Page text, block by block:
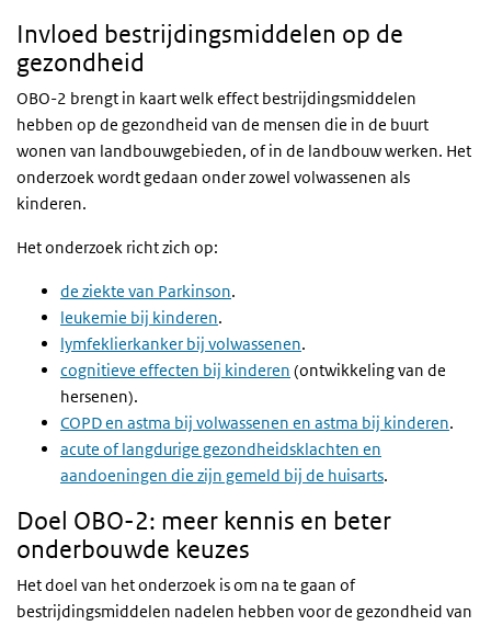
Invloed bestrijdingsmiddelen op de
gezondheid
OBO-2 brengt in kaart welk effect bestrijdingsmiddelen
hebben op de gezondheid van de mensen die in de buurt
wonen van landbouwgebieden, of in de landbouw werken. Het
onderzoek wordt gedaan onder zowel volwassenen als
kinderen.
Het onderzoek richt zich op:
de ziekte van Parkinson.
leukemie bij kinderen.
lymfeklierkanker bij volwassenen.
cognitieve effecten bij kinderen (ontwikkeling van de
hersenen).
COPD en astma bij volwassenen en astma bij kinderen.
acute of langdurige gezondheidsklachten en
aandoeningen die zijn gemeld bij de huisarts.
Doel OBO-2: meer kennis en beter
onderbouwde keuzes
Het doel van het onderzoek is om na te gaan of
bestrijdingsmiddelen nadelen hebben voor de gezondheid van